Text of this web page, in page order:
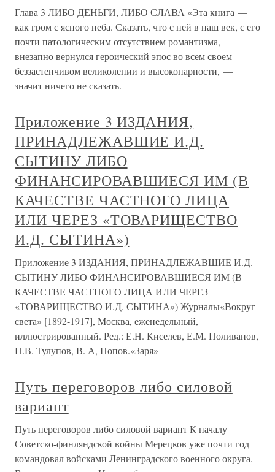
Глава 3 ЛИБО ДЕНЬГИ, ЛИБО СЛАВА «Эта книга —
как гром с ясного неба. Сказать, что с ней в наш век, с его
почти патологическим отсутствием романтизма,
внезапно вернулся героический эпос во всем своем
беззастенчивом великолепии и высокопарности, —
значит ничего не сказать.
Приложение 3 ИЗДАНИЯ,
ПРИНАДЛЕЖАВШИЕ И.Д.
СЫТИНУ ЛИБО
ФИНАНСИРОВАВШИЕСЯ ИМ (В
КАЧЕСТВЕ ЧАСТНОГО ЛИЦА
ИЛИ ЧЕРЕЗ «ТОВАРИЩЕСТВО
И.Д. СЫТИНА»)
Приложение 3 ИЗДАНИЯ, ПРИНАДЛЕЖАВШИЕ И.Д.
СЫТИНУ ЛИБО ФИНАНСИРОВАВШИЕСЯ ИМ (В
КАЧЕСТВЕ ЧАСТНОГО ЛИЦА ИЛИ ЧЕРЕЗ
«ТОВАРИЩЕСТВО И.Д. СЫТИНА») Журналы«Вокруг
света» [1892-1917], Москва, еженедельный,
иллюстрированный. Ред.: Е.Н. Киселев, Е.М. Поливанов,
Н.В. Тулупов, В. А, Попов.«Заря»
Путь переговоров либо силовой
вариант
Путь переговоров либо силовой вариант К началу
Советско-финляндской войны Мерецков уже почти год
командовал войсками Ленинградского военного округа.